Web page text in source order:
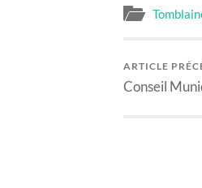
ARTICLE
Conseil